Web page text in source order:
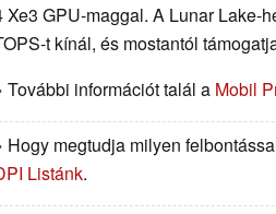
Xe3 GPU-maggal. A Lunar Lake-
t kínál, és mostantól
További információt talál a Mobil
Hogy megtudja milyen
Listánk.